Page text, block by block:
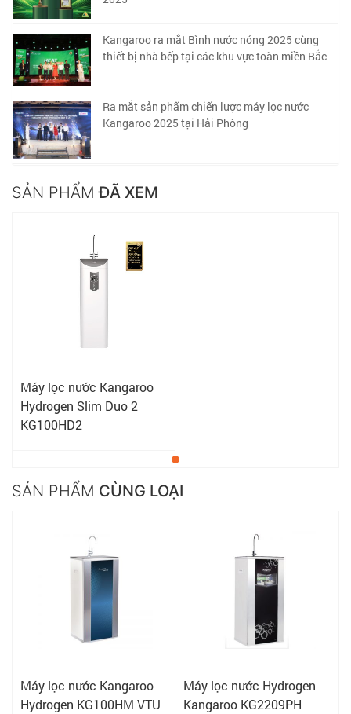
Kangaroo ra mắt Bình nước nóng 2025 cùng
thiết bị nhà bếp tại các khu vực toàn miền Bắc
Ra mắt sản phẩm chiến lược máy lọc nước
Kangaroo 2025 tại Hải Phòng
SẢN PHẨM ĐÃ XEM
Máy lọc nước Kangaroo
Hydrogen Slim Duo 2
KG100HD2
SẢN PHẨM CÙNG LOẠI
Máy lọc nước Kangaroo
Hydrogen KG100HM VTU
Máy lọc nước Hydrogen
Kangaroo KG2209PH